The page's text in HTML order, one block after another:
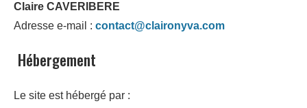
Claire CAVERIBERE
Adresse e-mail : contact@claironyva.com
Hébergement
Le site est hébergé par :